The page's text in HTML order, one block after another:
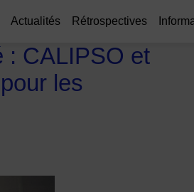
Actualités Rétrospectives
: CALIPSO et
les